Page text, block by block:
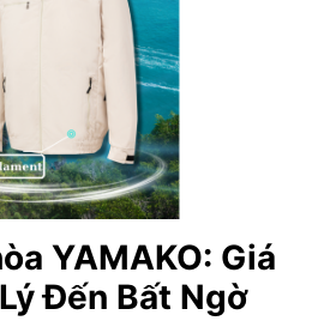
YAMAKO: Giá
Đến Bất Ngờ